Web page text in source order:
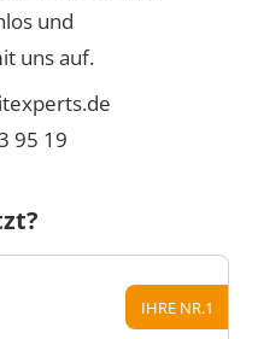
und
uns auf.
95 19
IHRE NR.1